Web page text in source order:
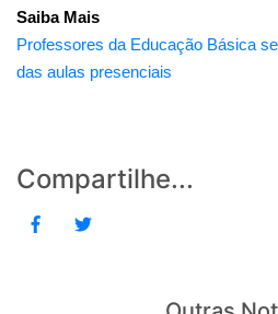
Saiba Mais
Professores da Educação Básica
das aulas presenciais
Compartilhe...